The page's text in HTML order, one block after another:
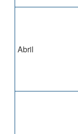
Abril